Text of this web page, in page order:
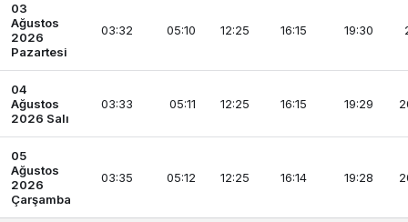
03
Ağustos
2026
Pazartesi
03:32 05:10 12:25 16:15 19:30
04
Ağustos
2026 Salı
03:33 05:11 12:25 16:15 19:29
05
Ağustos
2026
Çarşamba
03:35 05:12 12:25 16:14 19:28